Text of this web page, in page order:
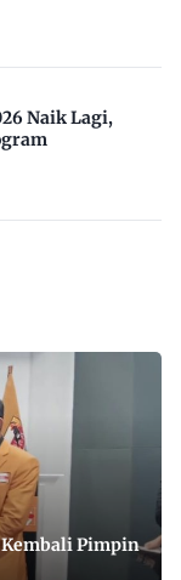
Naik Lagi,
Pimpin